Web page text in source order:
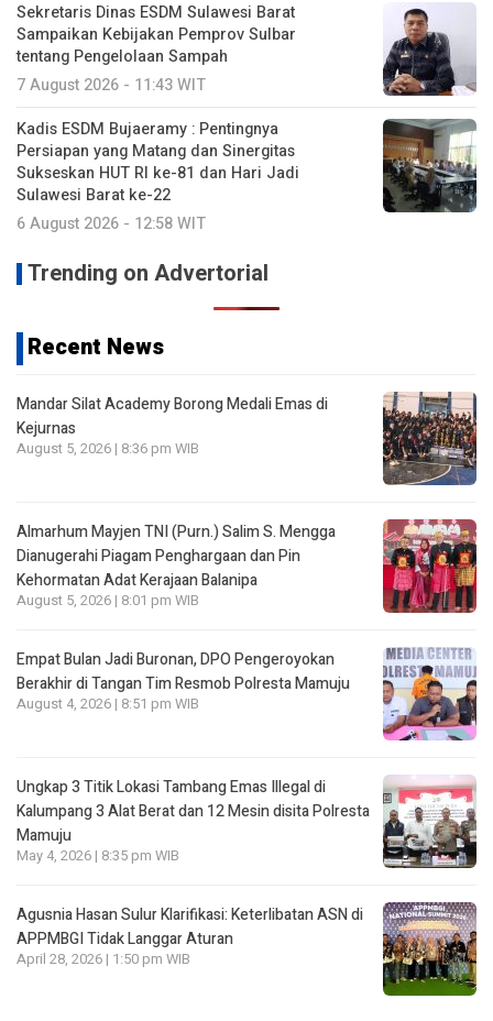
Sekretaris Dinas ESDM Sulawesi Barat
Sampaikan Kebijakan Pemprov Sulbar
tentang Pengelolaan Sampah
7 August 2026 - 11:43 WIT
Kadis ESDM Bujaeramy : Pentingnya
Persiapan yang Matang dan Sinergitas
Sukseskan HUT RI ke-81 dan Hari Jadi
Sulawesi Barat ke-22
6 August 2026 - 12:58 WIT
Trending on Advertorial
Recent News
Mandar Silat Academy Borong Medali Emas di
Kejurnas
August 5, 2026 | 8:36 pm WIB
Almarhum Mayjen TNI (Purn.) Salim S. Mengga
Dianugerahi Piagam Penghargaan dan Pin
Kehormatan Adat Kerajaan Balanipa
August 5, 2026 | 8:01 pm WIB
Empat Bulan Jadi Buronan, DPO Pengeroyokan
Berakhir di Tangan Tim Resmob Polresta Mamuju
August 4, 2026 | 8:51 pm WIB
Ungkap 3 Titik Lokasi Tambang Emas Illegal di
Kalumpang 3 Alat Berat dan 12 Mesin disita Polresta
Mamuju
May 4, 2026 | 8:35 pm WIB
Agusnia Hasan Sulur Klarifikasi: Keterlibatan ASN di
APPMBGI Tidak Langgar Aturan
April 28, 2026 | 1:50 pm WIB